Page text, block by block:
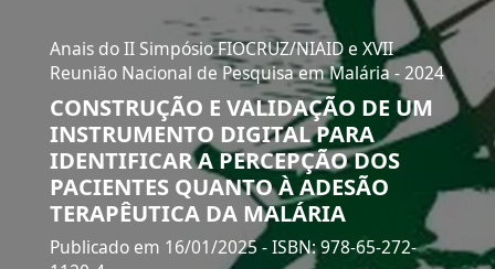
Anais do II Simpósio FIOCRUZ/NIAID e XVII
Reunião Nacional de Pesquisa em Malária - 2024
CONSTRUÇÃO E VALIDAÇÃO DE UM
INSTRUMENTO DIGITAL PARA
IDENTIFICAR A PERCEPÇÃO DOS
PACIENTES QUANTO À ADESÃO
TERAPÊUTICA DA MALÁRIA
Publicado em 16/01/2025- ISBN: 978-65-272-